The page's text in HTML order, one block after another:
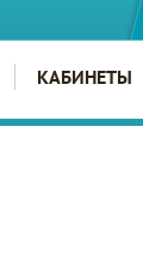
КАБИНЕТЫ